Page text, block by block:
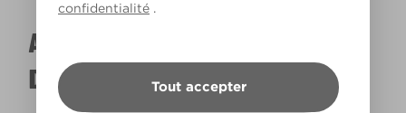
confidentialité .
Tout accepter
A QUOI RESSEMBLERA CETTE COULEUR
DANS VOTRE MAISON ?